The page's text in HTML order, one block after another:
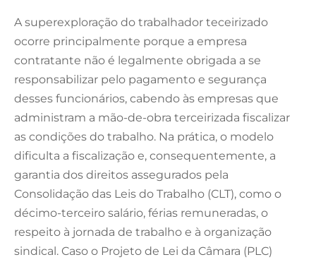
A superexploração do trabalhador teceirizado
ocorre principalmente porque a empresa
contratante não é legalmente obrigada a se
responsabilizar pelo pagamento e segurança
desses funcionários, cabendo às empresas que
administram a mão-de-obra terceirizada fiscalizar
as condições do trabalho. Na prática, o modelo
dificulta a fiscalização e, consequentemente, a
garantia dos direitos assegurados pela
Consolidação das Leis do Trabalho (CLT), como o
décimo-terceiro salário, férias remuneradas, o
respeito à jornada de trabalho e à organização
sindical. Caso o Projeto de Lei da Câmara (PLC)